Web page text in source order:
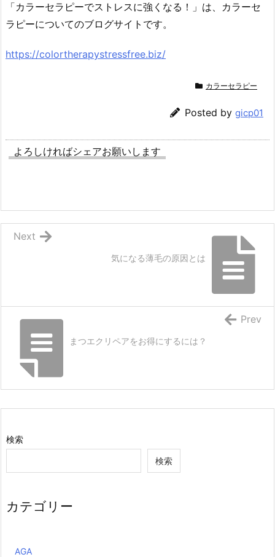
「カラーセラピーでストレスに強くなる！」は、カラーセ
ラピーについてのブログサイトです。
https://colortherapystressfree.biz/
カラーセラピー
Posted by gicp01
よろしければシェアお願いします
気になる薄毛の原因とは
Next
まつエクリペアをお得にするには？
Prev
検索
検索
カテゴリー
AGA